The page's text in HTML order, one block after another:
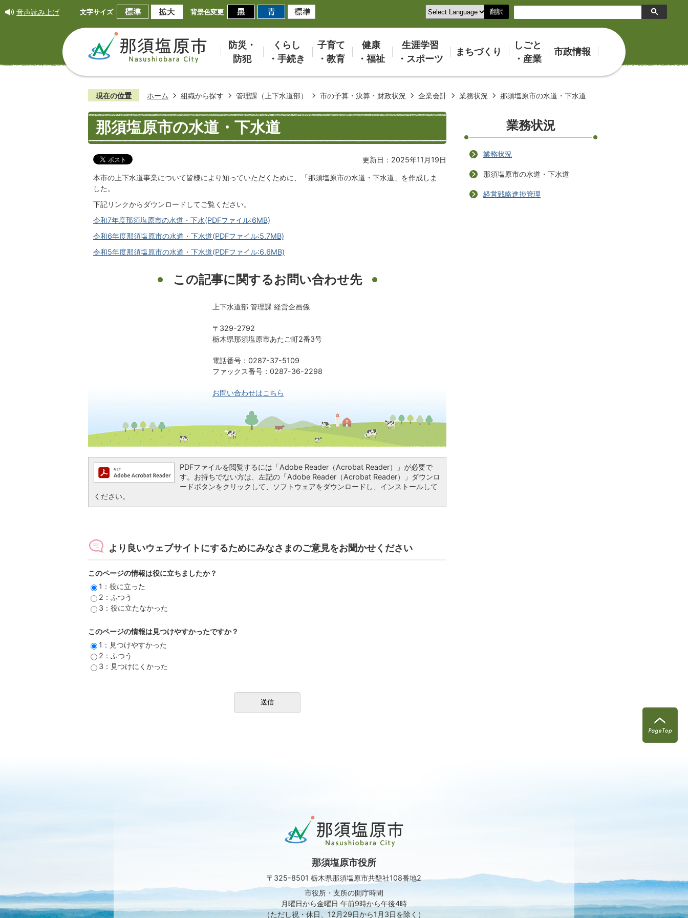
音声読み上げ 文字サイズ 背景色変更 翻訳
検
索
防災・
防犯
くらし
・手続き
子育て
・教育
健康
・福祉
生涯学習
・スポーツ
まちづくり
しごと
・産業
市政情報
現在の位置 ホーム 組織から探す 管理課（上下水道部） 市の予算・決算・財政状況 企業会計 業務状況 那須塩原市の水道・下水道
那須塩原市の水道・下水道
更新日：2025年11月19日
本市の上下水道事業について皆様により知っていただくために、「那須塩原市の水道・下水道」を作成しま
した。
下記リンクからダウンロードしてご覧ください。
令和7年度那須塩原市の水道・下水(PDFファイル:6MB)
令和6年度那須塩原市の水道・下水道(PDFファイル:5.7MB)
令和5年度那須塩原市の水道・下水道(PDFファイル:6.6MB)
この記事に関するお問い合わせ先
上下水道部 管理課 経営企画係
〒329-2792
栃木県那須塩原市あたご町2番3号
電話番号：0287-37-5109
ファックス番号：0287-36-2298
お問い合わせはこちら
PDFファイルを閲覧するには「Adobe Reader（Acrobat Reader）」が必要で
す。お持ちでない方は、左記の「Adobe Reader（Acrobat Reader）」ダウンロ
ードボタンをクリックして、ソフトウェアをダウンロードし、インストールして
ください。
より良いウェブサイトにするためにみなさまのご意見をお聞かせください
このページの情報は役に立ちましたか？
1：役に立った
2：ふつう
3：役に立たなかった
このページの情報は見つけやすかったですか？
1：見つけやすかった
2：ふつう
3：見つけにくかった
業務状況
業務状況
那須塩原市の水道・下水道
経営戦略進捗管理
須
塩
Nasushiobara
City
那須塩原市役所
〒325-8501 栃木県那須塩原市共墾社108番地2
市役所・支所の開庁時間
月曜日から金曜日 午前9時から午後4時
（ただし祝・休日、12月29日から1月3日を除く）